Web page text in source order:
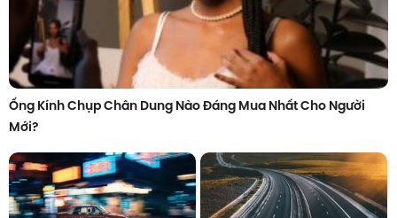
Ống Kính Chụp Chân Dung Nào Đáng Mua Nhất Cho Người
Mới?